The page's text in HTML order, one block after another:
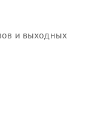
и выходных